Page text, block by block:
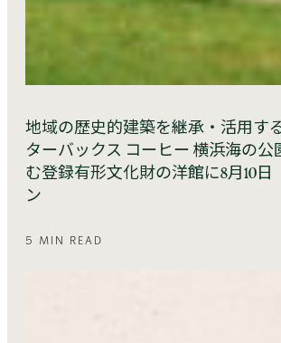
地域の歴史的建築を継承・活用す
ターバックス コーヒー 横浜海の公
む登録有形文化財の洋館に8月10日
ン
5 MIN READ